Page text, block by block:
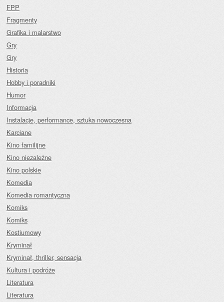
FPP
Fragmenty
Grafika i malarstwo
Gry
Gry
Historia
Hobby i poradniki
Humor
Informacja
Instalacje, performance, sztuka nowoczesna
Karciane
Kino familijne
Kino niezależne
Kino polskie
Komedia
Komedia romantyczna
Komiks
Komiks
Kostiumowy
Kryminał
Kryminał, thriller, sensacja
Kultura i podróże
Literatura
Literatura